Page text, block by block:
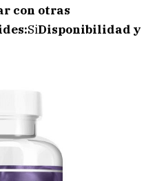
con otras
SiDisponibilidad y